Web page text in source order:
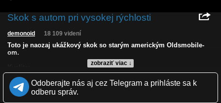
Skok s autom pri vysokej rýchlosti
zobraziť viac ↓
demonoid 18 109 videní
Toto je naozaj ukážkový skok so starým americkým Oldsmobile-
om.
Zverejnené: 26.10.2009 12:55
Páči sa: 87% (31 hlasov)
Obľúbené: 23
Komentárov: 31
Odoberajte nás aj cez Telegram a prihláste sa k
odberu správ.